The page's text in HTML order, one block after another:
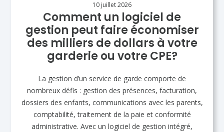
10 juillet 2026
Comment un logiciel de
gestion peut faire économiser
des milliers de dollars à votre
garderie ou votre CPE?
La gestion d’un service de garde comporte de
nombreux défis : gestion des présences, facturation,
dossiers des enfants, communications avec les parents,
comptabilité, traitement de la paie et conformité
administrative. Avec un logiciel de gestion intégré,